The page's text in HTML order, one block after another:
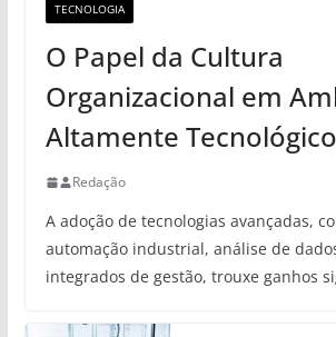
TECNOLOGIA
O Papel da Cultura
Organizacional em
Altamente
Redação
A adoção de tecnologias avançadas,
automação industrial, análise de
integrados de gestão, trouxe ganhos